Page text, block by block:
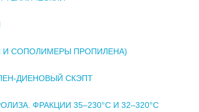
И СОПОЛИМЕРЫ ПРОПИЛЕНА)
ДИЕНОВЫЙ СКЭПТ
ФРАКЦИИ 35–230°С И 32–320°С